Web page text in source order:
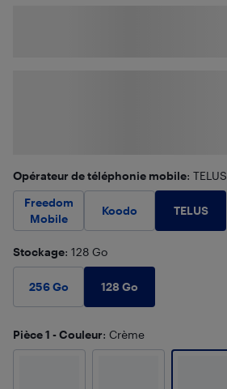
Opérateur de téléphonie mobile: TELUS
Freedom
Mobile
Koodo TELUS
Stockage: 128 Go
256 Go 128 Go
Pièce 1 - Couleur: Crème